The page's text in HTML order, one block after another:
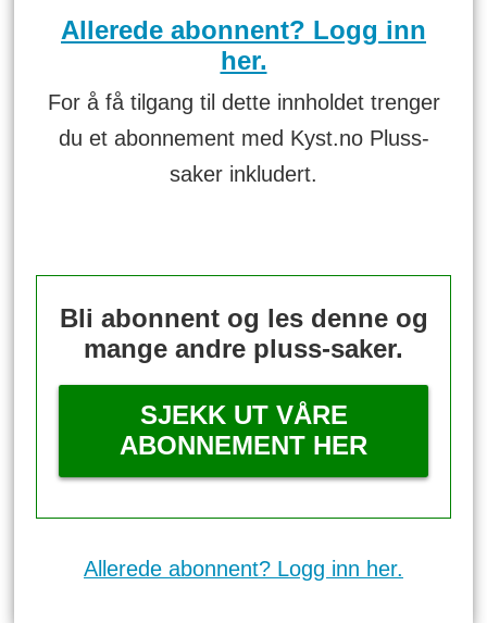
Allerede abonnent? Logg inn
her.
For å få tilgang til dette innholdet trenger
du et abonnement med Kyst.no Pluss-
saker inkludert.
Bli abonnent og les denne og
mange andre pluss-saker.
SJEKK UT VÅRE
ABONNEMENT HER
Allerede abonnent? Logg inn her.